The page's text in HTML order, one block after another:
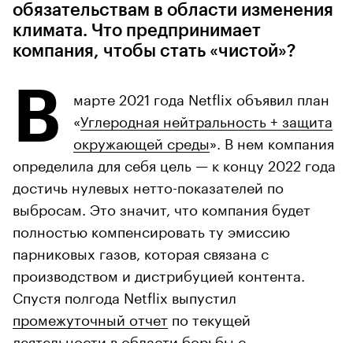
обязательствам в области изменения
климата. Что предпринимает
компания, чтобы стать «чистой»?
В
марте 2021 года Netflix объявил план
«Углеродная нейтральность + защита
окружающей среды». В нем компания
определила для себя цель — к концу 2022 года
достичь нулевых нетто-показателей по
выбросам. Это значит, что компания будет
полностью компенсировать ту эмиссию
парниковых газов, которая связана с
производством и дистрибуцией контента.
Спустя полгода Netflix выпустил
промежуточный отчет по текущей